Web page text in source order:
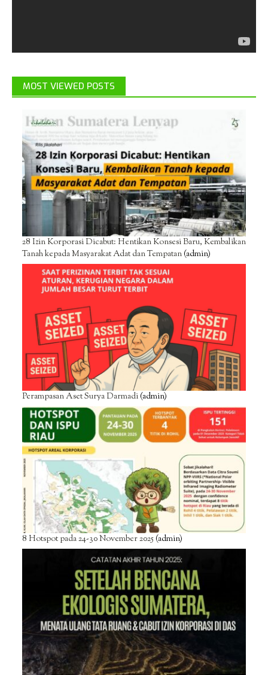
MOST VIEWED POSTS
28 Izin Korporasi Dicabut: Hentikan Konsesi Baru, Kembalikan
Tanah kepada Masyarakat Adat dan Tempatan(admin)
Perampasan Aset Surya Darmadi(admin)
8 Hotspot pada 24-30 November 2025(admin)